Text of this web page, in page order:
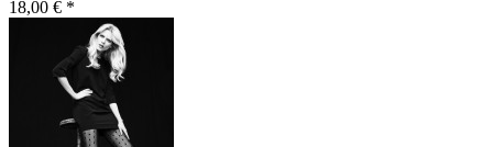
18,00 € *